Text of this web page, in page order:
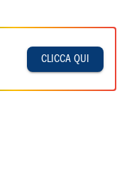
CLICCA QUI